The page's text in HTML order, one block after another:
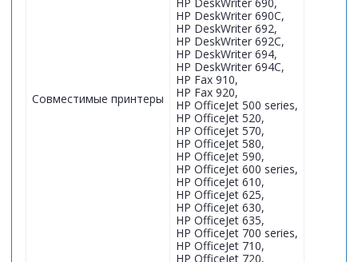
Совместимые принтеры
HP DeskWriter 690C,
HP DeskWriter 692,
HP DeskWriter 692C,
HP DeskWriter 694,
HP DeskWriter 694C,
HP Fax 910,
HP Fax 920,
HP OfficeJet 500 series,
HP OfficeJet 520,
HP OfficeJet 570,
HP OfficeJet 580,
HP OfficeJet 590,
HP OfficeJet 600 series,
HP OfficeJet 610,
HP OfficeJet 625,
HP OfficeJet 630,
HP OfficeJet 635,
HP OfficeJet 700 series,
HP OfficeJet 710,
HP OfficeJet 720,